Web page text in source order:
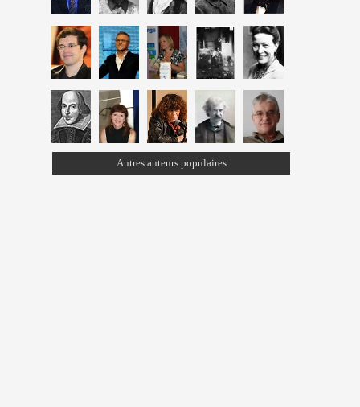
Autres auteurs populaires